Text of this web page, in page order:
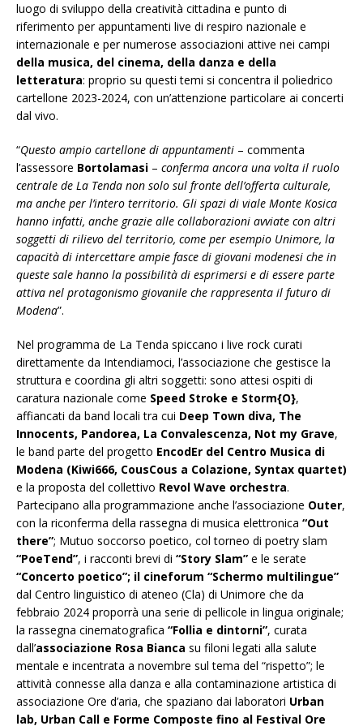
luogo di sviluppo della creatività cittadina e punto di
riferimento per appuntamenti live di respiro nazionale e
internazionale e per numerose associazioni attive nei campi
della musica, del cinema, della danza e della
letteratura: proprio su questi temi si concentra il poliedrico
cartellone 2023-2024, con un’attenzione particolare ai concerti
dal vivo.
“Questo ampio cartellone di appuntamenti – commenta
l’assessore Bortolamasi – conferma ancora una volta il ruolo
centrale de La Tenda non solo sul fronte dell’offerta culturale,
ma anche per l’intero territorio. Gli spazi di viale Monte Kosica
hanno infatti, anche grazie alle collaborazioni avviate con altri
soggetti di rilievo del territorio, come per esempio Unimore, la
capacità di intercettare ampie fasce di giovani modenesi che in
queste sale hanno la possibilità di esprimersi e di essere parte
attiva nel protagonismo giovanile che rappresenta il futuro di
Modena”.
Nel programma de La Tenda spiccano i live rock curati
direttamente da Intendiamoci, l’associazione che gestisce la
struttura e coordina gli altri soggetti: sono attesi ospiti di
caratura nazionale come Speed Stroke e Storm{O},
affiancati da band locali tra cui Deep Town diva, The
Innocents, Pandorea, La Convalescenza, Not my Grave,
le band parte del progetto EncodEr del Centro Musica di
Modena (Kiwi666, CousCous a Colazione, Syntax quartet)
e la proposta del collettivo Revol Wave orchestra.
Partecipano alla programmazione anche l’associazione Outer,
con la riconferma della rassegna di musica elettronica “Out
there”; Mutuo soccorso poetico, col torneo di poetry slam
“PoeTend”, i racconti brevi di “Story Slam” e le serate
“Concerto poetico”; il cineforum “Schermo multilingue”
dal Centro linguistico di ateneo (Cla) di Unimore che da
febbraio 2024 proporrà una serie di pellicole in lingua originale;
la rassegna cinematografica “Follia e dintorni”, curata
dall’associazione Rosa Bianca su filoni legati alla salute
mentale e incentrata a novembre sul tema del “rispetto”; le
attività connesse alla danza e alla contaminazione artistica di
associazione Ore d’aria, che spaziano dai laboratori Urban
lab, Urban Call e Forme Composte fino al Festival Ore